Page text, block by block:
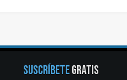
SUSCRÍBETEGRATIS